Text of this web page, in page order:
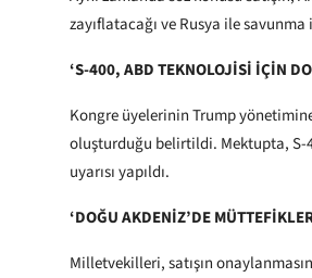
zayıflatacağı ve Rusya ile
‘S-400, ABD TEKNOLOJİSİ İÇİN
Kongre üyelerinin Trump
oluşturduğu belirtildi. Mektupta, S-
uyarısı yapıldı.
‘DOĞU AKDENİZ’DE
Milletvekilleri, satışın